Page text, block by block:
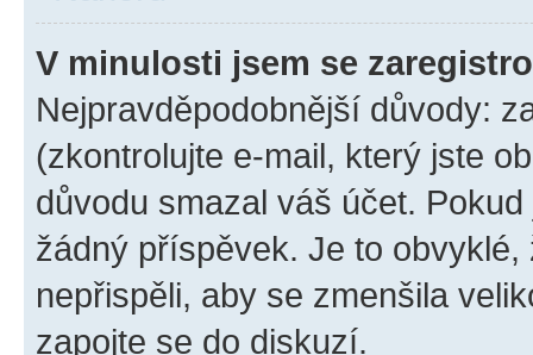
V minulosti jsem se
Nejpravděpodobnější důvody:
(zkontrolujte e-mail, který jste
důvodu smazal váš účet.
žádný příspěvek. Je to
nepřispěli, aby se zmenšila
zapojte se do diskuzí.